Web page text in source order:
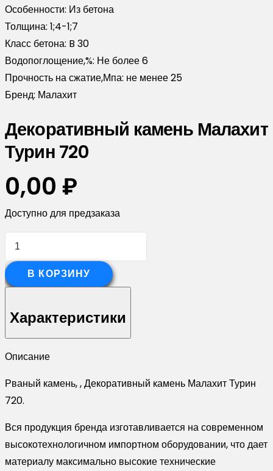
Особенности: Из бетона
Толщина: 1;4-1;7
Класс бетона: B 30
Водопоглощение,%: Не более 6
Прочность на сжатие,Мпа: не менее 25
Бренд: Малахит
Декоративный камень Малахит
Турин 720
0,00 ₽
Доступно для предзаказа
Количество
Декоративный
камень
Турин
720
В КОРЗИНУ
Характеристики
Описание
Рваный камень, , Декоративный камень Малахит Турин
720.
Вся продукция бренда изготавливается на современном
высокотехнологичном импортном оборудовании, что дает
материалу максимально высокие технические